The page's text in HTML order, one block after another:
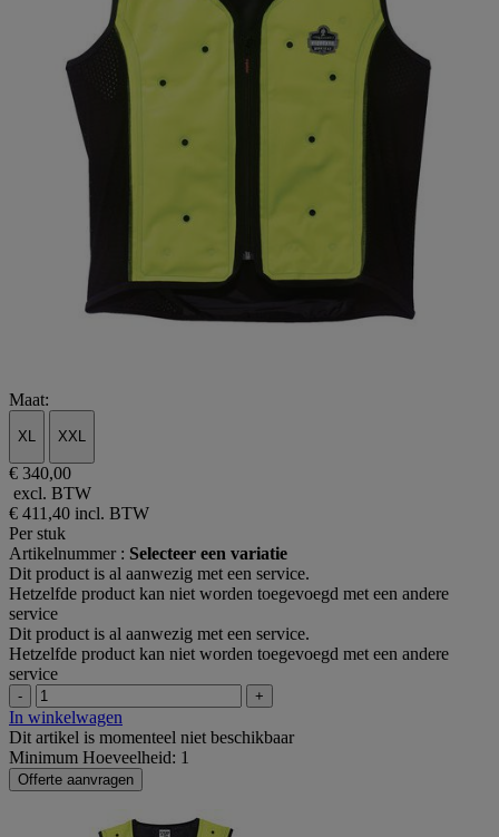
Maat:
XL XXL
€ 340,00
excl. BTW
€ 411,40 incl. BTW
Per stuk
Artikelnummer : Selecteer een variatie
Dit product is al aanwezig met een service.
Hetzelfde product kan niet worden toegevoegd met een andere
service
Dit product is al aanwezig met een service.
Hetzelfde product kan niet worden toegevoegd met een andere
service
- +
In winkelwagen
Dit artikel is momenteel niet beschikbaar
Minimum Hoeveelheid: 1
Offerte aanvragen